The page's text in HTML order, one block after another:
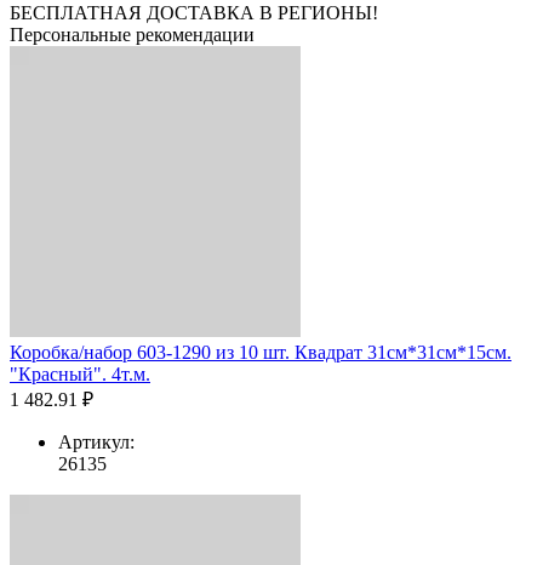
БЕСПЛАТНАЯ ДОСТАВКА В РЕГИОНЫ!
Персональные рекомендации
Коробка/набор 603-1290 из 10 шт. Квадрат 31см*31см*15см.
"Красный". 4т.м.
1 482.91 ₽
Артикул:
26135